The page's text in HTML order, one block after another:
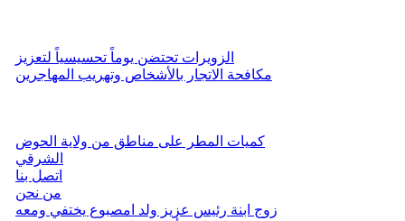
الزويرات تحتضن يوماً تحسيسياً لتعزيز
مكافحة الاتجار بالأشخاص وتهريب المهاجرين
كميات المطر على مناطق من ولاية الحوض
الشرقي
اتصل بنا
من نحن
زوج ابنة رئيس عزيز ولد امصبوع يختفي ومعه